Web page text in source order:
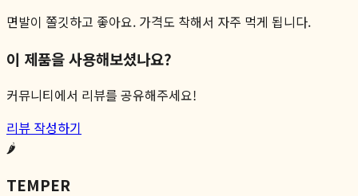
면발이 쫄깃하고 좋아요. 가격도 착해서 자주 먹게 됩니다.
이 제품을 사용해보셨나요?
커뮤니티에서 리뷰를 공유해주세요!
리뷰 작성하기
🌶️
TEMPER